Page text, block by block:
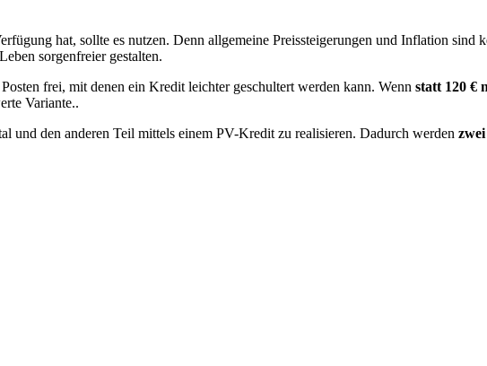
hat, sollte es nutzen. Denn allgemeine Preissteigerungen und Inflation sind
sorgenfreier gestalten.
frei, mit denen ein Kredit leichter geschultert werden kann. Wenn statt 120 €
Variante..
und den anderen Teil mittels einem PV-Kredit zu realisieren. Dadurch werden